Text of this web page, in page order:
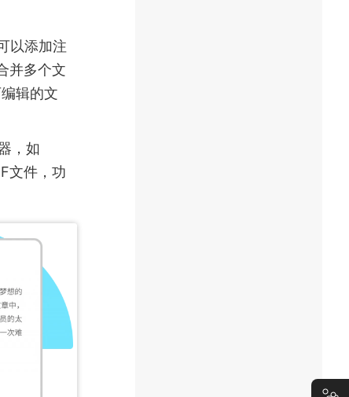
以添加注
并多个文
辑的文
，如
文件，功